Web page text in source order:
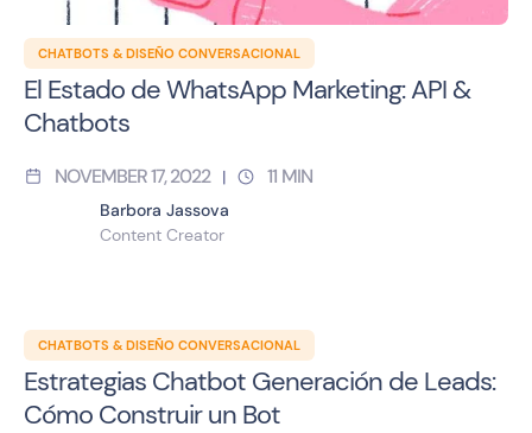
CHATBOTS & DISEÑO CONVERSACIONAL
El Estado de WhatsApp Marketing: API &
Chatbots
NOVEMBER 17, 2022 | 11 MIN
Barbora Jassova
Content Creator
CHATBOTS & DISEÑO CONVERSACIONAL
Estrategias Chatbot Generación de Leads:
Cómo Construir un Bot